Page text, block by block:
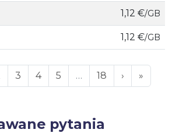
1,12 €/GB
1,12 €/GB
3 4 5 … 18 › »
pytania